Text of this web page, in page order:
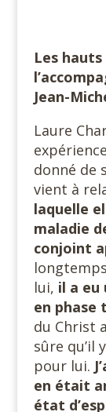
Les
Jean-
Laure
donné de
vient à
laquelle
maladie
conjoint
lui, il a eu
en phase
du Christ
sûre qu’il
pour lui.
en était
état